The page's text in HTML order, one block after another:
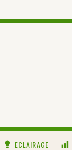
ECLAIRAGE